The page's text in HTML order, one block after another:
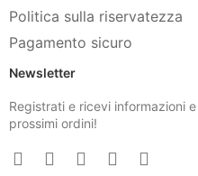
Politica sulla riservatezza
Pagamento sicuro
Newsletter
Registrati e ricevi informazioni
prossimi ordini!